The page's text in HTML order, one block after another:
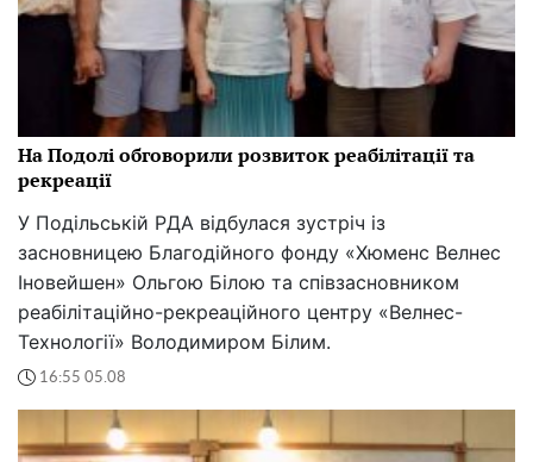
На Подолі обговорили розвиток реабілітації та
рекреації
У Подільській РДА відбулася зустріч із
засновницею Благодійного фонду «Хюменс Велнес
Іновейшен» Ольгою Білою та співзасновником
реабілітаційно-рекреаційного центру «Велнес-
Технології» Володимиром Білим.
16:55 05.08